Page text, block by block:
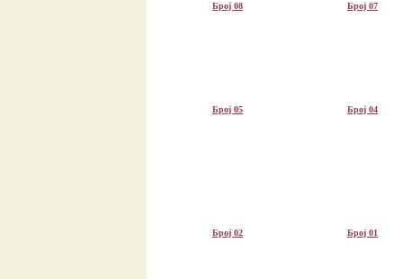
Број 08 Број 07
Број 05 Број 04
Број 02 Број 01